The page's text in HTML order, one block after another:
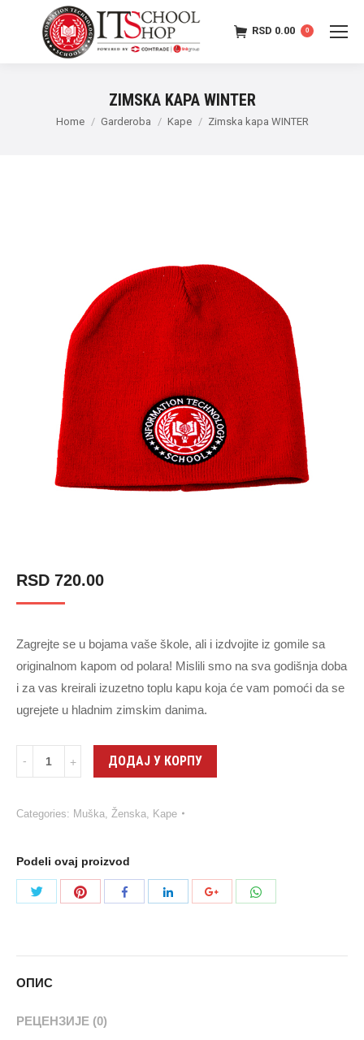
RSD 0.00 0
ZIMSKA KAPA WINTER
Home Garderoba Kape Zimska kapa WINTER
RSD 720.00
Zagrejte se u bojama vaše škole, ali i izdvojite iz gomile sa
originalnom kapom od polara! Mislili smo na sva godišnja doba
i za vas kreirali izuzetno toplu kapu koja će vam pomoći da se
ugrejete u hladnim zimskim danima.
Quantity ДОДАЈ У КОРПУ
Categories: Muška Ženska Kape
Podeli ovaj proizvod
Share
Share
ОПИС
РЕЦЕНЗИЈЕ (0)